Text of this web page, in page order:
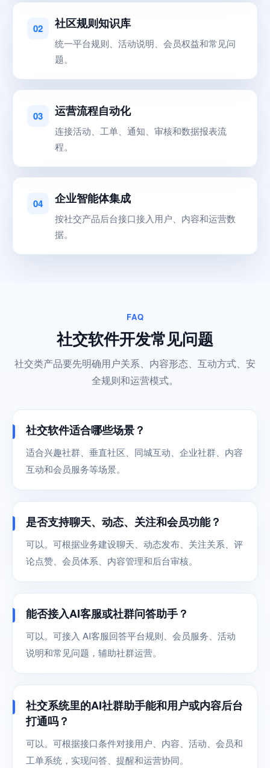
02 社区规则知识库
统一平台规则、活动说明、会员权益和常见问
题。
03 运营流程自动化
连接活动、工单、通知、审核和数据报表流
程。
04 企业智能体集成
按社交产品后台接口接入用户、内容和运营数
据。
FAQ
社交软件开发常见问题
社交类产品要先明确用户关系、内容形态、互动方式、安
全规则和运营模式。
社交软件适合哪些场景？
适合兴趣社群、垂直社区、同城互动、企业社群、内容
互动和会员服务等场景。
是否支持聊天、动态、关注和会员功能？
可以。可根据业务建设聊天、动态发布、关注关系、评
论点赞、会员体系、内容管理和后台审核。
能否接入AI客服或社群问答助手？
可以。可接入 AI客服回答平台规则、会员服务、活动
说明和常见问题，辅助社群运营。
社交系统里的AI社群助手能和用户或内容后台
打通吗？
可以。可根据接口条件对接用户、内容、活动、会员和
工单系统，实现问答、提醒和运营协同。